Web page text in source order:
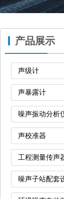
产品展示
声级计
声暴露计
噪声振动分析
声校准器
工程测量传声
噪声子站配套